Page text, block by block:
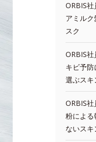
ORBIS
アミル
スク
ORBIS
キビ予
選ぶスキ
ORBIS
粉によ
ないスキ